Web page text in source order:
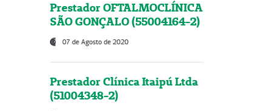
Prestador OFTALMOCLÍNICA
SÃO GONÇALO (55004164-2)
07 de Agosto de 2020
Prestador Clínica Itaipú Ltda
(51004348-2)